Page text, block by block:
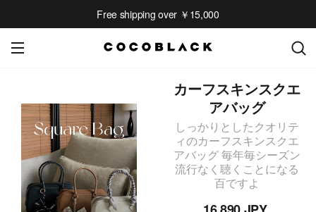
Free shipping over ￥15,000
カーフスキンスクエ
アバッグ
しっかりとしたクオリテ
ィのカーフスキンスクエ
アバッグ 毎年毎シーズン
流行なく聴くことになる
百ですよ